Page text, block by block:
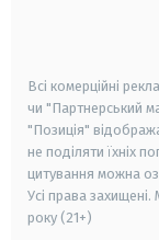
Всі комерційні
чи "Партнерський
"Позиція"
не поділяти їхніх
цитування можна
Усі права захищені.
року (21+)